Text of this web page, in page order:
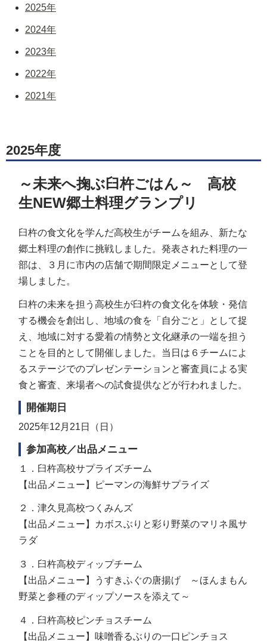
2025年
2024年
2023年
2022年
2021年
2025年度
～未来へ掬ぶ臼杵ごはん～ 高校
生NEW郷土料理グランプリ
臼杵の食文化を学んだ高校生がチームを組み、新たな
郷土料理の創作に挑戦しました。発表された料理の一
部は、３月に市内の店舗で期間限定メニューとして登
場しました。
臼杵の未来を担う高校生が臼杵の食文化を体験・発信
する機会を創出し、地域の食を「自分ごと」として捉
え、地域に対する愛着の情勢と文化継承の一端を担う
ことを目的として開催しました。当日は６チームによ
るステージでのプレゼンテーションと審査員による実
食と審査、来場者への試食提供などが行われました。
開催期日
2025年12月21日（日）
参加高校／出品メニュー
１．臼杵高校サプライズチーム
【出品メニュー】ピーマンの海鮮サプライズ
２．津久見高校つくみんズ
【出品メニュー】カボスぶりと彩り野菜のマリネ風サ
ラダ
３．臼杵高校ディップチーム
【出品メニュー】うすきふぐの唐揚げ ～ほんまもん
野菜と参種のディップソースを添えて～
４．臼杵高校ピンチョスチーム
【出品メニュー】味噌香るぶりの一口ピンチョス